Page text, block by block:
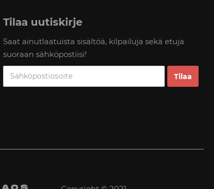
Tilaa uutiskirje
Saat ainutlaatuista sisältöä, kilpailuja sekä etuja
suoraan sähköpostiisi!